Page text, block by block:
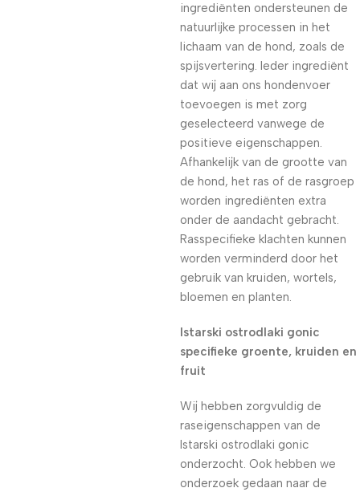
ingrediënten ondersteunen de
natuurlijke processen in het
lichaam van de hond, zoals de
spijsvertering. Ieder ingrediënt
dat wij aan ons hondenvoer
toevoegen is met zorg
geselecteerd vanwege de
positieve eigenschappen.
Afhankelijk van de grootte van
de hond, het ras of de rasgroep
worden ingrediënten extra
onder de aandacht gebracht.
Rasspecifieke klachten kunnen
worden verminderd door het
gebruik van kruiden, wortels,
bloemen en planten.
Istarski ostrodlaki gonic
specifieke groente, kruiden en
fruit
Wij hebben zorgvuldig de
raseigenschappen van de
Istarski ostrodlaki gonic
onderzocht. Ook hebben we
onderzoek gedaan naar de